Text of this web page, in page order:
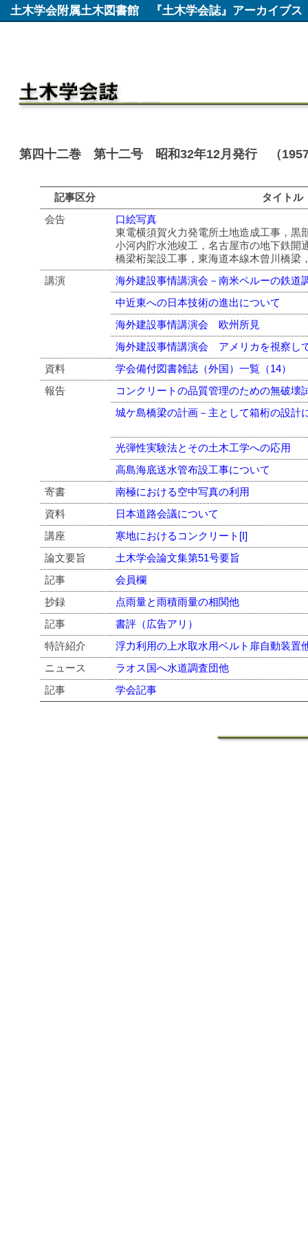
土木学会附属土木図書館 『土木学会誌』アーカイブス
第四十二巻 第十二号 昭和32年12月発行 （
記事区分
タイトル
会告
口絵写真
東電横須賀火力発電所土地造成工事，黒
小河内貯水池竣工，名古屋市の地下鉄開
橋梁桁架設工事，東海道本線木曾川橋梁
講演
海外建設事情講演会－南米ペルーの鉄道
中近東への日本技術の進出について
海外建設事情講演会 欧州所見
海外建設事情講演会 アメリカを視察し
資料
学会備付図書雑誌（外国）一覧（14）
報告
コンクリートの品質管理のための無破壊
城ケ島橋梁の計画－主として箱桁の設計
光弾性実験法とその土木工学への応用
高島海底送水管布設工事について
寄書
南極における空中写真の利用
資料
日本道路会議について
講座
寒地におけるコンクリート[I]
論文要旨
土木学会論文集第51号要旨
記事
会員欄
抄録
点雨量と雨積雨量の相関他
記事
書評（広告アリ）
特許紹介
浮力利用の上水取水用ベルト扉自動装置
ニュース
ラオス国へ水道調査団他
記事
学会記事